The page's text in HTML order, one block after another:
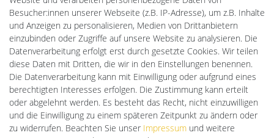
LED-RETROSHOP
Ledkauf
DEYESOLAR
Lightech Connect
CardanLight Europe
FORTIMO LEDs
Cardanlight-Shop
Wallbox24
Besucher:innen unserer Webseite (z.B. IP-Adresse), um z.B. Inhalte
und Anzeigen zu personalisieren, Medien von Drittanbietern
einzubinden oder Zugriffe auf unsere Website zu analysieren. Die
Datenverarbeitung erfolgt erst durch gesetzte Cookies. Wir teilen
diese Daten mit Dritten, die wir in den Einstellungen benennen.
Die Datenverarbeitung kann mit Einwilligung oder aufgrund eines
berechtigten Interesses erfolgen. Die Zustimmung kann erteilt
oder abgelehnt werden. Es besteht das Recht, nicht einzuwilligen
und die Einwilligung zu einem späteren Zeitpunkt zu ändern oder
zu widerrufen. Beachten Sie unser Impressum und weitere